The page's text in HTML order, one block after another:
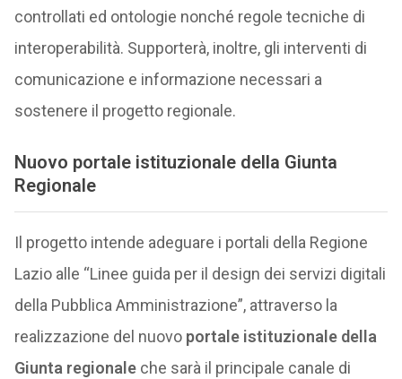
controllati ed ontologie nonché regole tecniche di
interoperabilità. Supporterà, inoltre, gli interventi di
comunicazione e informazione necessari a
sostenere il progetto regionale.
Nuovo portale istituzionale della Giunta
Regionale
Il progetto intende adeguare i portali della Regione
Lazio alle “Linee guida per il design dei servizi digitali
della Pubblica Amministrazione”, attraverso la
realizzazione del nuovo portale istituzionale della
Giunta regionaleche sarà il principale canale di